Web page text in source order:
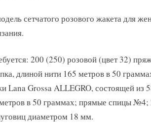
спицами
сетчатого розового жакета для
200 (250) розовой (цвет 32)
длиной нити 165 метров в 50
Lana Grossa ALLEGRO, состоящей из
в 50 граммах; прямые спицы
диаметром 18 мм.